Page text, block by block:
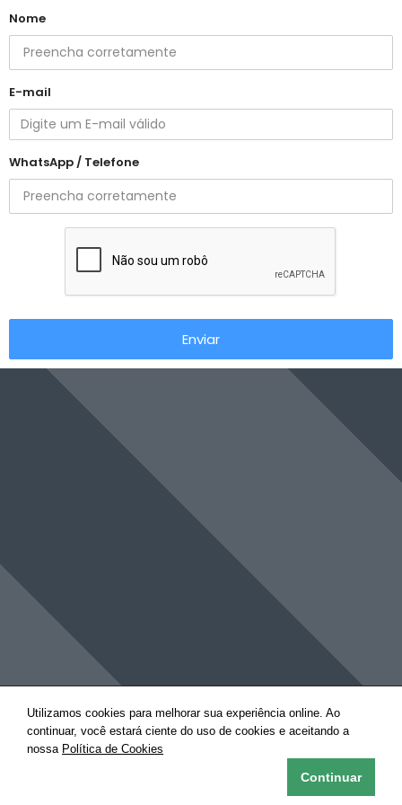
Nome
E-mail
WhatsApp / Telefone
Enviar
Utilizamos cookies para melhorar sua experiência online. Ao
continuar, você estará ciente do uso de cookies e aceitando a
nossa Política de Cookies
Continuar